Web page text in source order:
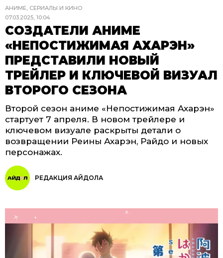
АНИМЕ, СЕРИАЛЫ И КИНО
07.03.2025, 10:04
СОЗДАТЕЛИ АНИМЕ
«НЕПОСТИЖИМАЯ АХАРЭН»
ПРЕДСТАВИЛИ НОВЫЙ
ТРЕЙЛЕР И КЛЮЧЕВОЙ ВИЗУАЛ
ВТОРОГО СЕЗОНА
Второй сезон аниме «Непостижимая Ахарэн»
стартует 7 апреля. В новом трейлере и
ключевом визуале раскрыты детали о
возвращении Реины Ахарэн, Райдо и новых
персонажах.
РЕДАКЦИЯ АЙДОЛА